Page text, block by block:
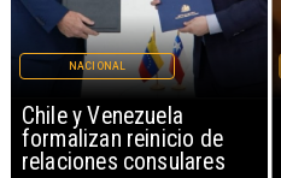
Chile y Venezuela
formalizan reinicio de
relaciones consulares
NACIONAL